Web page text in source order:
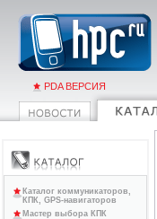
PDA ВЕРСИЯ
Каталог коммуникаторов,
КПК, GPS-навигаторов
Мастер выбора КПК